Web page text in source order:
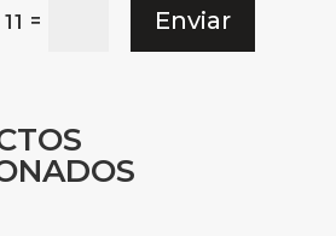
= Enviar